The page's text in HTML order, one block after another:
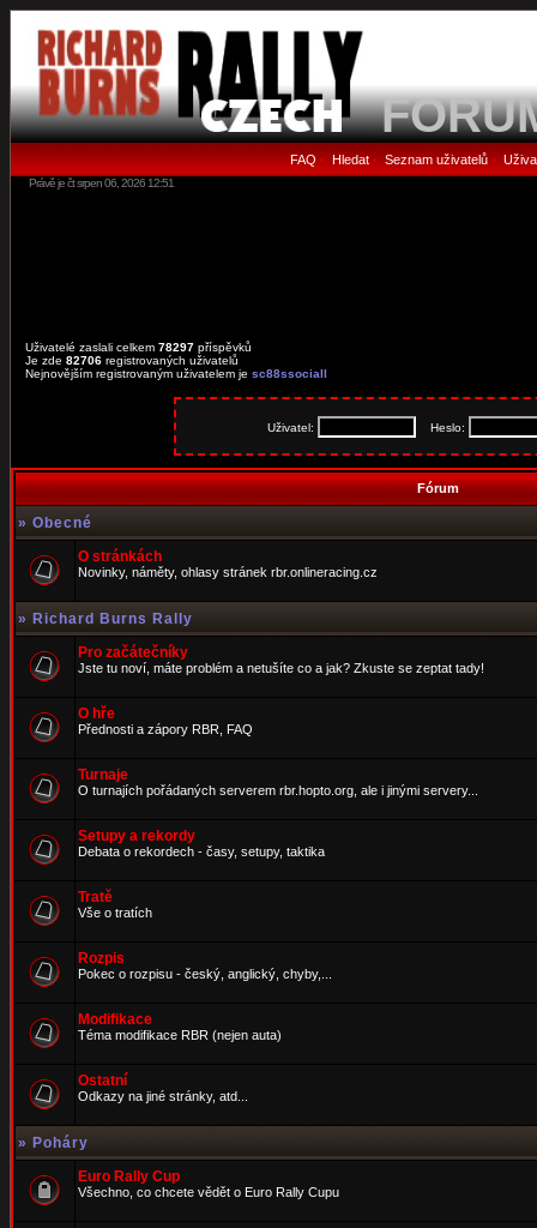
FAQ • Hledat• Seznam uživatelů•
Právě je čt srpen 06, 2026 12:51
Uživatelé zaslali celkem 78297 příspěvků
Je zde 82706 registrovaných uživatelů
Nejnovějším registrovaným uživatelem je sc88ssociall
Uživatel: Heslo:
Fórum
» Obecné
O stránkách
Novinky, náměty, ohlasy stránek rbr.onlineracing.cz
» Richard Burns Rally
Pro začátečníky
Jste tu noví, máte problém a netušíte co a jak? Zkuste se zeptat tady!
O hře
Přednosti a zápory RBR, FAQ
Turnaje
O turnajích pořádaných serverem rbr.hopto.org, ale i jinými servery...
Setupy a rekordy
Debata o rekordech - časy, setupy, taktika
Tratě
Vše o tratích
Rozpis
Pokec o rozpisu - český, anglický, chyby,...
Modifikace
Téma modifikace RBR (nejen auta)
Ostatní
Odkazy na jiné stránky, atd...
» Poháry
Euro Rally Cup
Všechno, co chcete vědět o Euro Rally Cupu